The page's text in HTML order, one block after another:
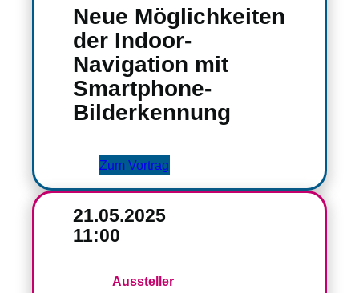
Neue Möglichkeiten
der Indoor-
Navigation mit
Smartphone-
Bilderkennung
Zum Vortrag
21.05.2025
11:00
Aussteller